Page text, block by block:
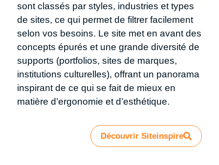
sont classés par styles, industries et types
de sites, ce qui permet de filtrer facilement
selon vos besoins. Le site met en avant des
concepts épurés et une grande diversité de
supports (portfolios, sites de marques,
institutions culturelles), offrant un panorama
inspirant de ce qui se fait de mieux en
matière d’ergonomie et d’esthétique.
Découvrir Siteinspire